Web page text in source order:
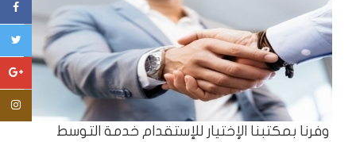
وفرنا بمكتبنا الإختيار للإستقدام خدمة التوسط